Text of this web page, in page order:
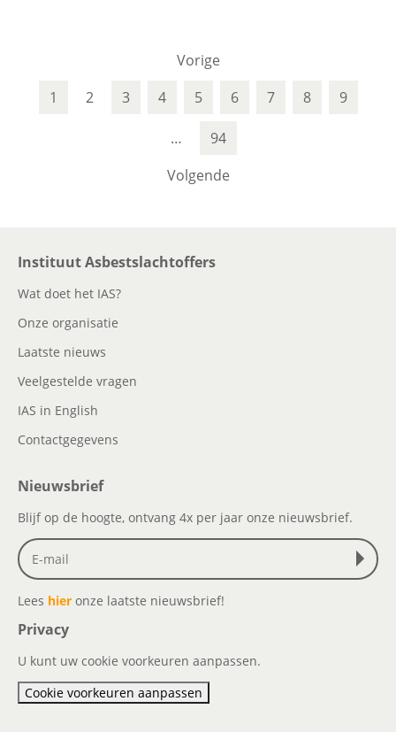
Vorige
1
2 3 4 5 6 7 8 9
…
94
Volgende
Instituut Asbestslachtoffers
Wat doet het IAS?
Onze organisatie
Laatste nieuws
Veelgestelde vragen
IAS in English
Contactgegevens
Nieuwsbrief
Blijf op de hoogte, ontvang 4x per jaar onze nieuwsbrief.
Lees hier onze laatste nieuwsbrief!
Privacy
U kunt uw cookie voorkeuren aanpassen.
Cookie voorkeuren aanpassen